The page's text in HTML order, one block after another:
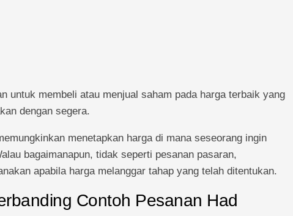
untuk membeli atau menjual saham pada harga terbaik yang
dengan segera.
menetapkan harga di mana seseorang ingin
bagaimanapun, tidak seperti pesanan pasaran,
apabila harga melanggar tahap yang telah ditentukan.
Contoh Pesanan Had